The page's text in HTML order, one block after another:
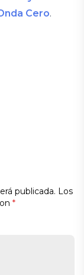
Cero.
publicada. Los
*